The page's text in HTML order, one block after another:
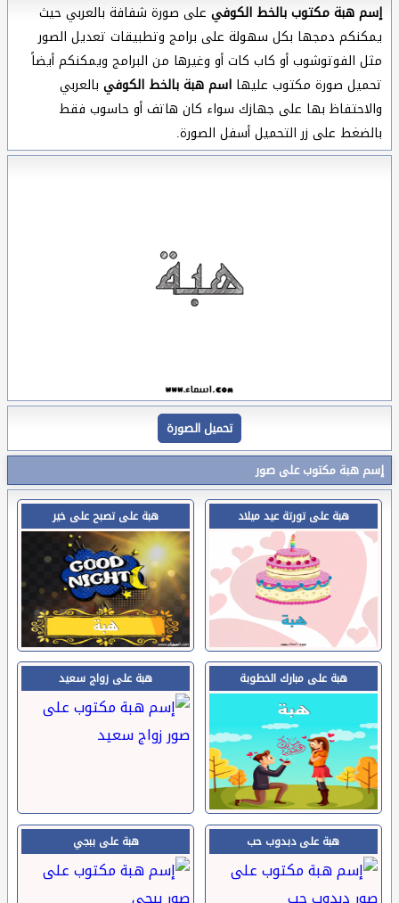
إسم هبة مكتوب بالخط الكوفي على صورة شفافة بالعربي حيث
يمكنكم دمجها بكل سهولة على برامج وتطبيقات تعديل الصور
مثل الفوتوشوب أو كاب كات أو وغيرها من البرامج ويمكنكم أيضاً
تحميل صورة مكتوب عليها اسم هبة بالخط الكوفي بالعربي
والاحتفاظ بها على جهازك سواء كان هاتف أو حاسوب فقط
بالضغط على زر التحميل أسفل الصورة.
تحميل الصورة
إسم هبة مكتوب على صور
هبة على تورتة عيد ميلاد هبة على تصبح على خير
هبة على مبارك الخطوبة هبة على زواج سعيد
هبة على دبدوب حب هبة على ببجي